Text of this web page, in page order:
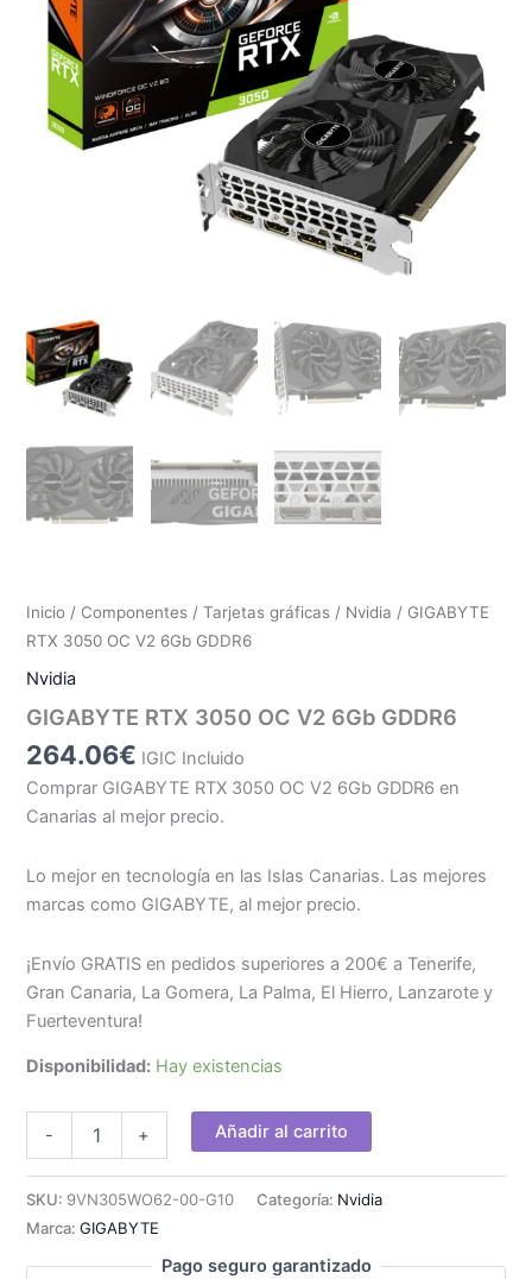
Inicio / Componentes /Tarjetas gráficas / Nvidia / GIGABYTE
RTX 3050 OC V2 6Gb GDDR6
Nvidia
GIGABYTE RTX 3050 OC V2 6Gb GDDR6
264.06€ IGIC Incluido
Comprar GIGABYTE RTX 3050 OC V2 6Gb GDDR6 en
Canarias al mejor precio.
Lo mejor en tecnología en las Islas Canarias. Las mejores
marcas como GIGABYTE, al mejor precio.
¡Envío GRATIS en pedidos superiores a 200€ a Tenerife,
Gran Canaria, La Gomera, La Palma, El Hierro, Lanzarote y
Fuerteventura!
Disponibilidad: Hay existencias
-
OC
6Gb
GDDR6
+ Añadir al carrito
SKU: 9VN305WO62-00-G10 Categoría: Nvidia
Marca:GIGABYTE
Pago seguro garantizado